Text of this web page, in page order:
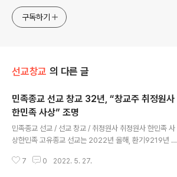
구독하기
선교창교 의 다른 글
민족종교 선교 창교 32년, “창교주 취정원사
한민족 사상” 조명
민족종교 선교 / 선교 창교 / 취정원사 취정원사 한민족 사
상한민족 고유종교 선교는 2022년 올해, 환기9219년 단
박광의(朴光義) 취정원사(聚正元師)님의 “한민족 사
7 0 2022. 5. 27.